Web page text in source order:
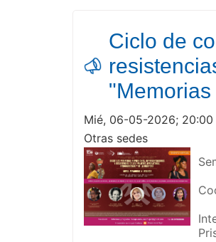
Ciclo de
Mié, 06-05-2026; 20:00
Otras sedes